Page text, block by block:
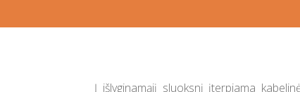
Į išlyginamąjį sluoksnį įterpiama